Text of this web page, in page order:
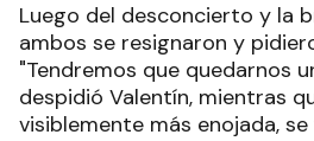
Luego del desconcierto y la
ambos se resignaron y
"Tendremos que quedarnos
despidió Valentín, mientras
visiblemente más enojada,